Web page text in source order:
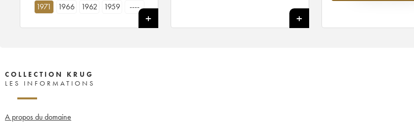
1971
1966 1962 1959 ----
+
COLLECTION KRUG
LES INFORMATIONS
A propos du domaine